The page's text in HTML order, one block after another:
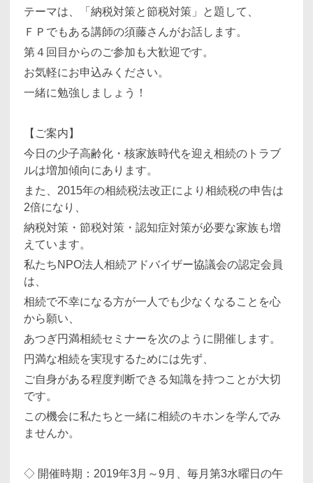
テーマは、「納税対策と節税対策」と題して、
ＦＰでもある講師の須藤さんがお話します。
第４回目からのご参加も大歓迎です。
お気軽にお申込みください。
一緒に勉強しましょう！
【ご案内】
今日の少子高齢化・核家族時代を迎え相続のトラブ
ルは増加傾向にあります。
また、2015年の相続税法改正により相続税の申告は
2倍になり、
納税対策・節税対策・認知症対策が必要な家族も増
えています。
私たちNPO法人相続アドバイザー協議会の認定会員
は、
相続で不幸になる方が一人でも少なくなることを心
から願い、
あつぎ円満相続セミナーを次のように開催します。
円満な相続を実現するためには先ず、
ご自身がある程度判断できる知識を持つことが大切
です。
この機会に私たちと一緒に相続のキホンを学んでみ
ませんか。
◇ 開催時期：2019年3月～9月、毎月第3水曜日の午